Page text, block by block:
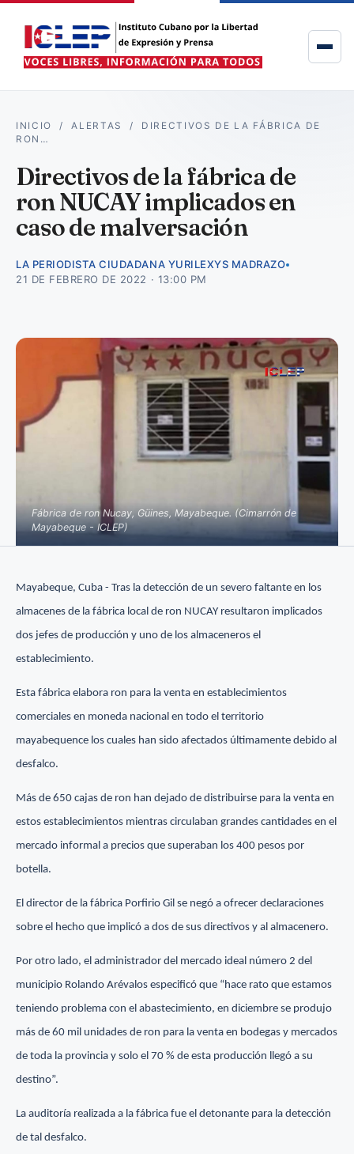
INICIO /ALERTAS / DIRECTIVOS DE LA FÁBRICA DE
RON…
Directivos de la fábrica de
ron NUCAY implicados en
caso de malversación
LA PERIODISTA CIUDADANA YURILEXYS MADRAZO
21 DE FEBRERO DE 2022 · 13:00 PM
Fábrica de ron Nucay, Güines, Mayabeque. (Cimarrón de
Mayabeque - ICLEP)
Mayabeque, Cuba - Tras la detección de un severo faltante en los
almacenes de la fábrica local de ron NUCAY resultaron implicados
dos jefes de producción y uno de los almaceneros el
establecimiento.
Esta fábrica elabora ron para la venta en establecimientos
comerciales en moneda nacional en todo el territorio
mayabequence los cuales han sido afectados últimamente debido al
desfalco.
Más de 650 cajas de ron han dejado de distribuirse para la venta en
estos establecimientos mientras circulaban grandes cantidades en el
mercado informal a precios que superaban los 400 pesos por
botella.
El director de la fábrica Porfirio Gil se negó a ofrecer declaraciones
sobre el hecho que implicó a dos de sus directivos y al almacenero.
Por otro lado, el administrador del mercado ideal número 2 del
municipio Rolando Arévalos especificó que “hace rato que estamos
teniendo problema con el abastecimiento, en diciembre se produjo
más de 60 mil unidades de ron para la venta en bodegas y mercados
de toda la provincia y solo el 70 % de esta producción llegó a su
destino”.
La auditoría realizada a la fábrica fue el detonante para la detección
de tal desfalco.